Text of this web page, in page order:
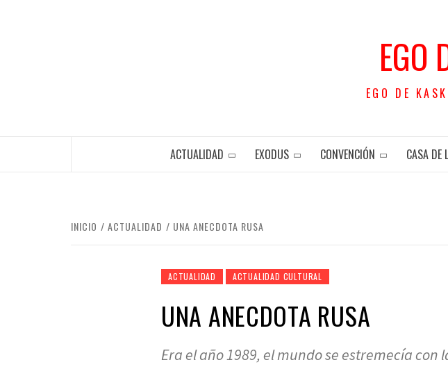
EGO
EGO DE
ACTUALIDAD EXODUS CONVENCIÓN CASA DE
INICIO ACTUALIDAD UNA ANECDOTA RUSA
ACTUALIDAD ACTUALIDAD CULTURAL
UNA ANECDOTA RUSA
Era el año 1989, el mundo se estremecía con